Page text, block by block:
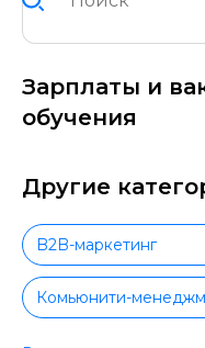
Зарплаты и
обучения
Другие
B2B-маркетинг
Комьюнити-